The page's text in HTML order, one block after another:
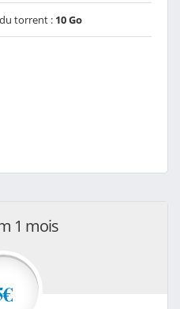
torrent : 10 Go
1 mois